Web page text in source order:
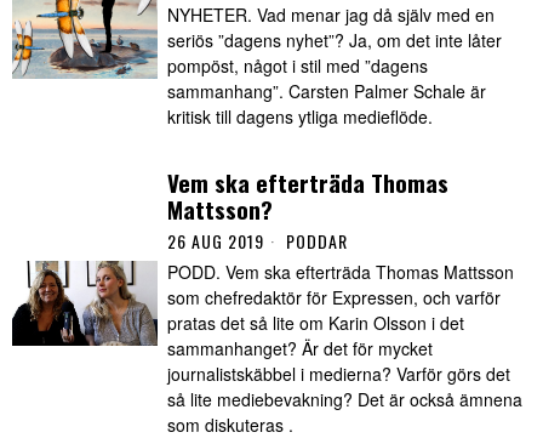
NYHETER. Vad menar jag då själv med en
seriös ”dagens nyhet”? Ja, om det inte låter
pompöst, något i stil med ”dagens
sammanhang”. Carsten Palmer Schale är
kritisk till dagens ytliga medieflöde.
Vem ska efterträda Thomas
Mattsson?
26 AUG 2019 PODDAR
PODD. Vem ska efterträda Thomas Mattsson
som chefredaktör för Expressen, och varför
pratas det så lite om Karin Olsson i det
sammanhanget? Är det för mycket
journalistskäbbel i medierna? Varför görs det
så lite mediebevakning? Det är också ämnena
som diskuteras .